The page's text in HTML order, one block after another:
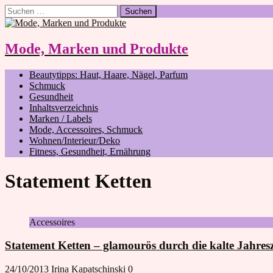
Suchen
nach:
Mode, Marken und Produkte
Beautytipps: Haut, Haare, Nägel, Parfum
Schmuck
Gesundheit
Inhaltsverzeichnis
Marken / Labels
Mode, Accessoires, Schmuck
Wohnen/Interieur/Deko
Fitness, Gesundheit, Ernährung
Statement Ketten
Accessoires
Statement Ketten – glamourös durch die kalte
24/10/2013 Irina Kapatschinski 0